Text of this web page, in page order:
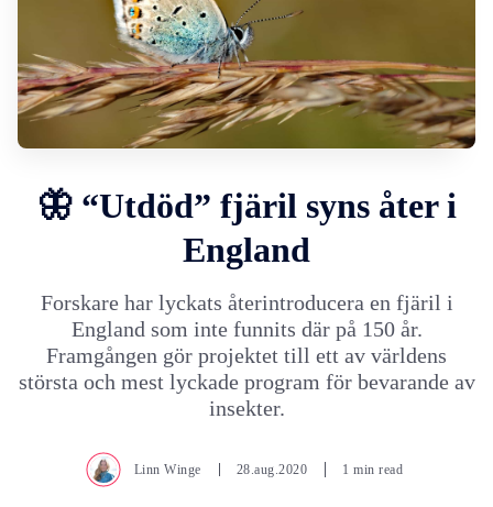
🦋 “Utdöd” fjäril syns åter i
England
Forskare har lyckats återintroducera en fjäril i
England som inte funnits där på 150 år.
Framgången gör projektet till ett av världens
största och mest lyckade program för bevarande av
insekter.
Linn Winge 28.aug.2020 1 min read